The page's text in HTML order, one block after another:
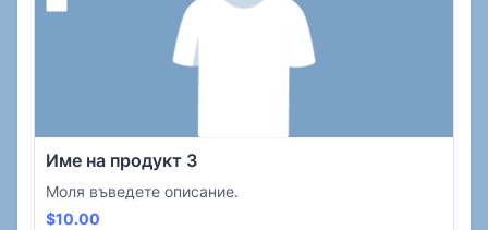
Име на продукт 3
Моля въведете описание.
$10.00
$10.00